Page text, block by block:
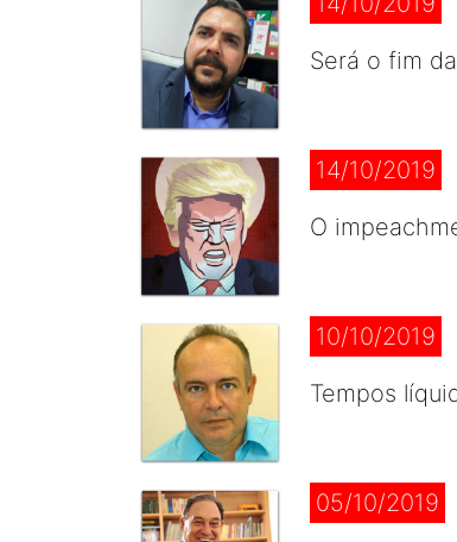
Será o fim
14/10/2019
O
10/10/2019
Tempos
05/10/2019